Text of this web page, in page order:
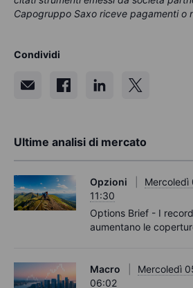
Capogruppo Saxo riceve pagamenti o
Condividi
Ultime analisi di mercato
Opzioni
Mercoledì
11:30
Options Brief - I
aumentano le
Macro
Mercoledì
06:02